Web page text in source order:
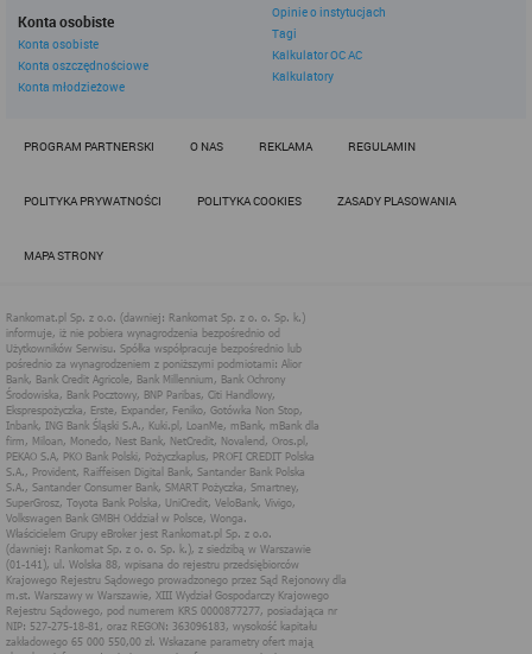
Konta osobiste
Konta osobiste
Konta oszczędnościowe
Konta młodzieżowe
Opinie o instytucjach
Tagi
Kalkulator OC AC
Kalkulatory
PROGRAM PARTNERSKI O NAS REKLAMA REGULAMIN
POLITYKA PRYWATNOŚCI POLITYKA COOKIES ZASADY PLASOWANIA
MAPA STRONY
Administratorem danych pozyskiwanych w technologii cookies jest
spółka Rankomat.pl Sp. z o.o. (dawniej: Rankomat Sp. z o. o. Sp.
k.) z siedzibą w Warszawie, ul. Wolska 88, 01 - 141 Warszawa.
Możesz jako użytkownik w każdym czasie skontaktować się z
administratorem pod adresem bok@ebroker.pl, jak również wyrazić
obowiązującym prawem (zgodnie z tzw. RODO) w ramach tzw.
dostosowanie usług, świadczonych w ramach serwisu do potrzeb
Polityka Cookies serwisów
internetowych spółki Rankomat.pl Sp. z
o.o. (dawniej: Rankomat Sp. z o. o. Sp.
k.)
Rankomat.pl Sp. z o.o. (dawniej: Rankomat Sp. z o. o. Sp. k.), z
siedzibą w Warszawie (01-141), ul. Wolska 88, wpisana do rejestru
przedsiębiorców Krajowego Rejestru Sądowego prowadzonego
przez Sąd Rejonowy dla m.st. Warszawy w Warszawie, XIII
Wydział Gospodarczy Krajowego Rejestru Sądowego, pod
numerem KRS 0000877277, posiadająca nr NIP: 527-275-18-81,
oraz REGON: 363096183, zwana dalej "Rankomat" wykorzystuje
na swoich stronach internetowych technologię "cookies".
Zasady wykorzystania informacji dostarczonych przez
użytkownika w ramach technologii cookies w trakcie korzystania
ze stron internetowych i Rankomat określa niniejszy dokument.